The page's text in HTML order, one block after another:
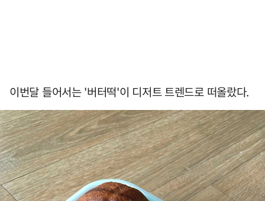
이번달 들어서는 '버터떡'이 디저트 트렌드로 떠올랐다.